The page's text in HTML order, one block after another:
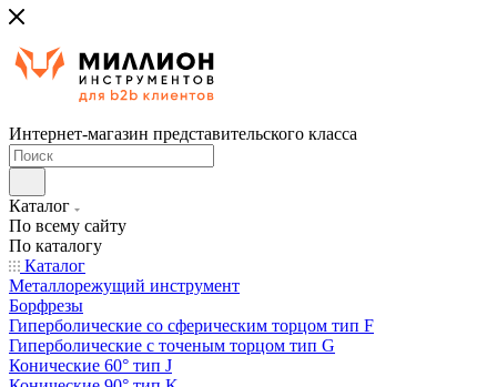
Интернет-магазин представительского класса
Каталог
По всему сайту
По каталогу
Каталог
Металлорежущий инструмент
Борфрезы
Гиперболические cо сферическим торцом тип F
Гиперболические с точеным торцом тип G
Конические 60° тип J